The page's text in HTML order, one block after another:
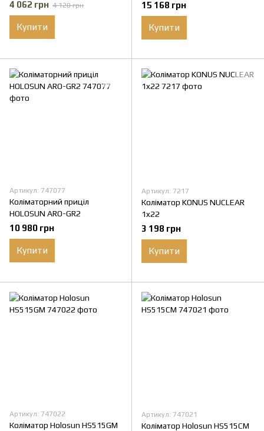
4 062 грн 4 120 грн
Купити
15 168 грн
Купити
Артикул: 747077
Коліматорний приціл
HOLOSUN ARO-GR2
10 980 грн
Купити
Артикул: 7217
Коліматор KONUS NUCLEAR
1x22
3 198 грн
Купити
Артикул: 747022
Коліматор Holosun HS515GM
Артикул: 747021
Коліматор Holosun HS515CM